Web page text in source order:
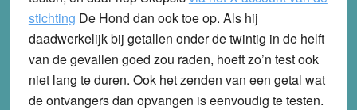
stichting De Hond dan ook toe op. Als hij
daadwerkelijk bij getallen onder de twintig in de helft
van de gevallen goed zou raden, hoeft zo’n test ook
niet lang te duren. Ook het zenden van een getal wat
de ontvangers dan opvangen is eenvoudig te testen.